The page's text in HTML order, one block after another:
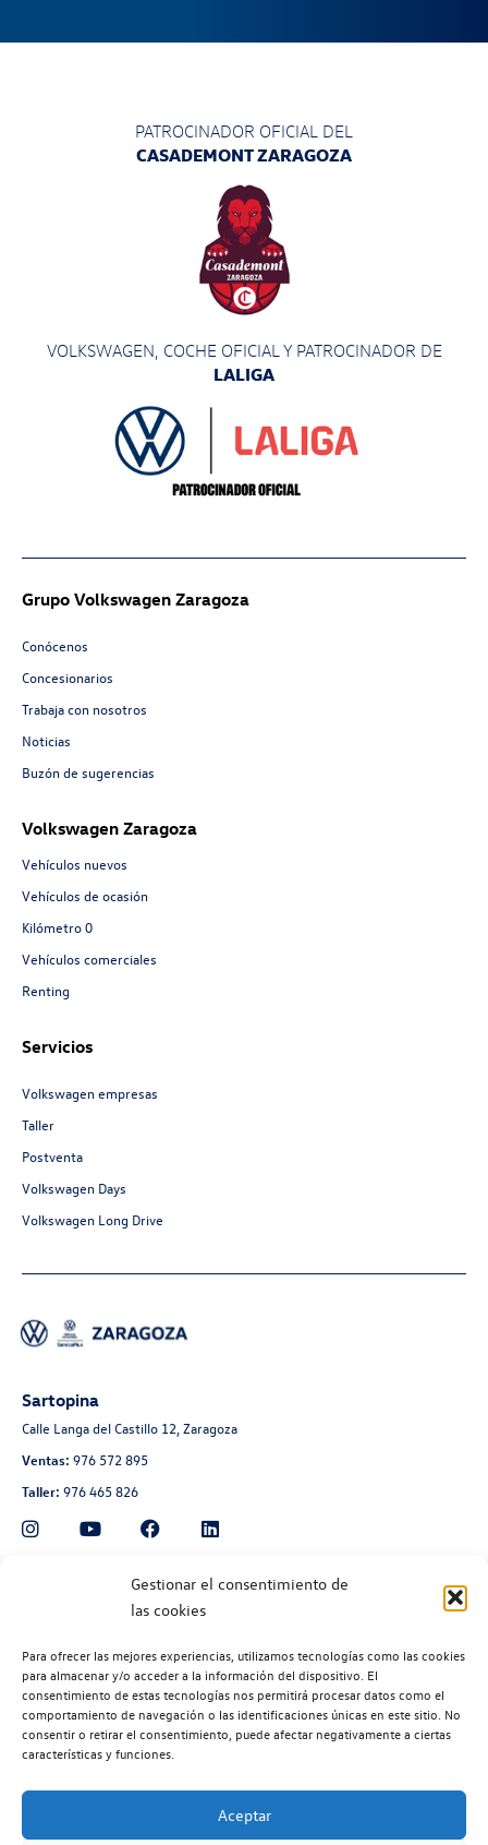
Gestionar el consentimiento de
las cookies
Para ofrecer las mejores experiencias, utilizamos tecnologías como las cookies
para almacenar y/o acceder a la información del dispositivo. El
consentimiento de estas tecnologías nos permitirá procesar datos como el
comportamiento de navegación o las identificaciones únicas en este sitio. No
consentir o retirar el consentimiento, puede afectar negativamente a ciertas
características y funciones.
Aceptar
PATROCINADOR OFICIAL DEL
CASADEMONT ZARAGOZA
VOLKSWAGEN, COCHE OFICIAL Y PATROCINADOR DE
LALIGA
Grupo Volkswagen Zaragoza
Conócenos
Concesionarios
Trabaja con nosotros
Noticias
Buzón de sugerencias
Volkswagen Zaragoza
Vehículos nuevos
Vehículos de ocasión
Kilómetro 0
Vehículos comerciales
Renting
Servicios
Volkswagen empresas
Taller
Postventa
Volkswagen Days
Volkswagen Long Drive
Sartopina
Calle Langa del Castillo 12, Zaragoza
Ventas: 976 572 895
Taller: 976 465 826
Automoción Aragonesa
Avenida de Navarra 135, Zaragoza
Taller:976 300 563
Recambios:976 300 564
©2026 | Volkswagen Zaragoza| Aviso legal |Política de privacidad |